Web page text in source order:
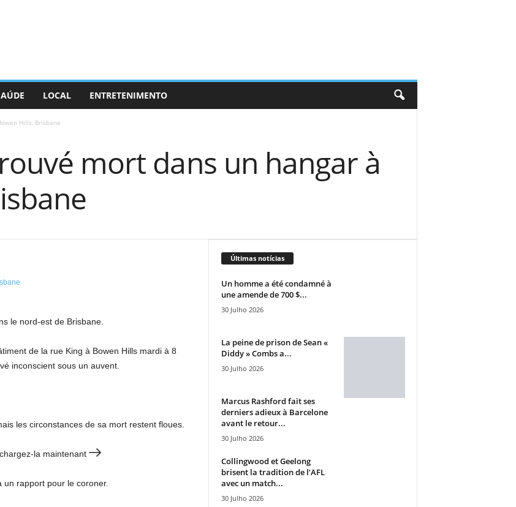
LOCAL ENTRETENIMENTO
Hills, Brisbane
mort dans un hangar à
le nord-est de Brisbane.
de la rue King à Bowen Hills mardi à 8
inconscient sous un auvent.
les circonstances de sa mort restent floues.
la maintenant
rapport pour le coroner.
Últimas notícias
Un homme a été condamné à
une amende de 700 $...
30 Julho 2026
La peine de prison de Sean «
Diddy » Combs a...
30 Julho 2026
Marcus Rashford fait ses
derniers adieux à Barcelone
avant le retour...
30 Julho 2026
Collingwood et Geelong
brisent la tradition de l’AFL
avec un match...
30 Julho 2026